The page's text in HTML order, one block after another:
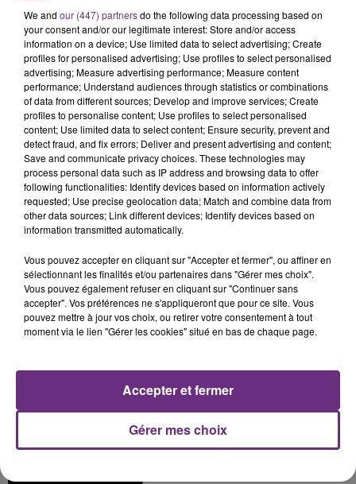
8h51
8h51
TEDDY SWIMS
Mr Know It All
8h47
8h47
SAM SMITH
Stay With Me
What You Want One Track Mind
We and our (447) partnersdo the following data processing based on
your consent and/or our legitimate interest: Store and/or access
information on a device; Use limited data to select advertising; Create
profiles for personalised advertising; Use profiles to select personalised
advertising; Measure advertising performance; Measure content
performance; Understand audiences through statistics or combinations
of data from different sources; Develop and improve services; Create
profiles to personalise content; Use profiles to select personalised
content; Use limited data to select content; Ensure security, prevent and
detect fraud, and fix errors; Deliver and present advertising and content;
Save and communicate privacy choices. These technologies may
process personal data such as IP address and browsing data to offer
following functionalities: Identify devices based on information actively
requested; Use precise geolocation data; Match and combine data from
other data sources; Link different devices; Identify devices based on
information transmitted automatically.
Vous pouvez accepter en cliquant sur "Accepter et fermer", ou affiner en
sélectionnant les finalités et/ou partenaires dans "Gérer mes choix".
Vous pouvez également refuser en cliquant sur "Continuer sans
accepter". Vos préférences ne s'appliqueront que pour ce site. Vous
pouvez mettre à jour vos choix, ou retirer votre consentement à tout
moment via le lien "Gérer les cookies" situé en bas de chaque page.
Gérer mes choix
Accepter et fermer